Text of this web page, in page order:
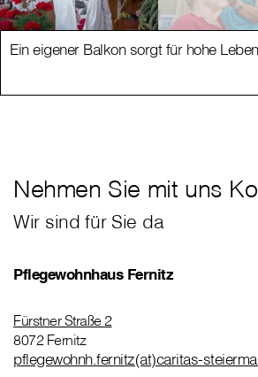
Ein eigener Balkon sorgt für hohe
Nehmen Sie mit uns
Wir sind für Sie da
Pflegewohnhaus Fernitz
Fürstner Straße 2
8072 Fernitz
pflegewohnh.fernitz(at)caritas-